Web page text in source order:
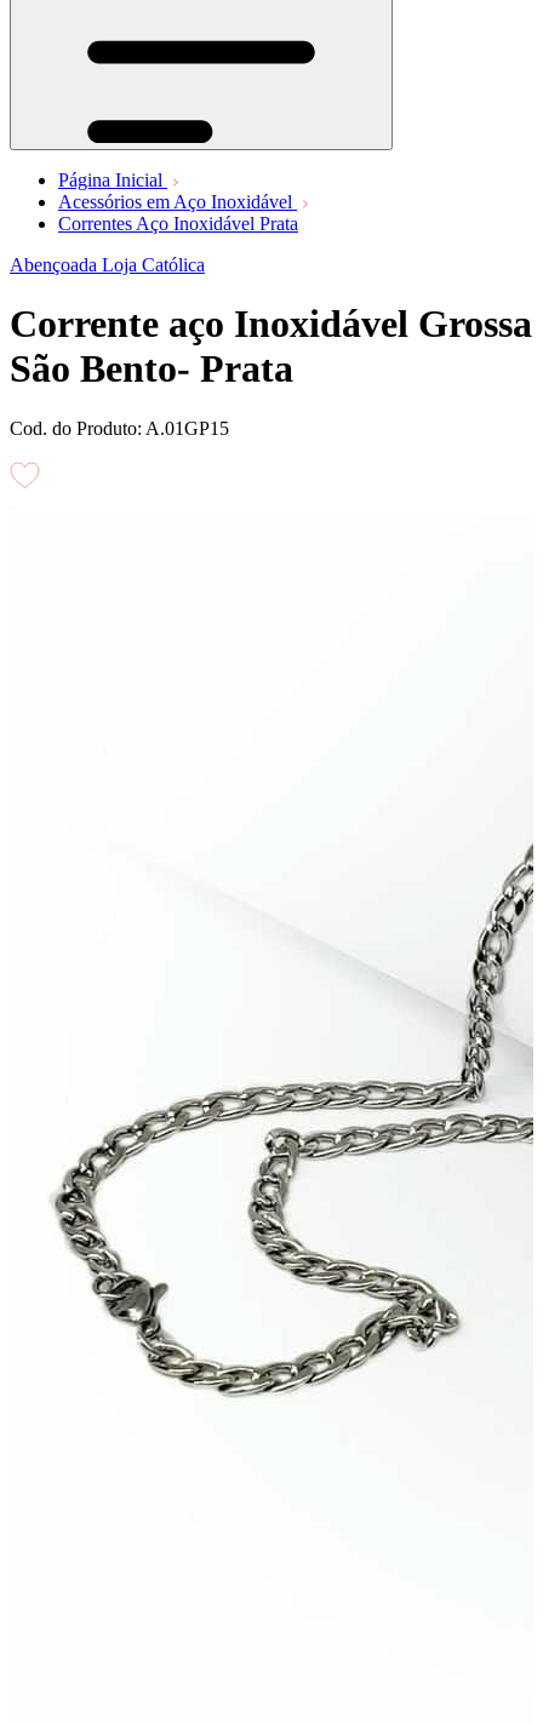
Página Inicial
Acessórios em Aço Inoxidável
Correntes Aço Inoxidável Prata
Abençoada Loja Católica
Corrente aço Inoxidável Grossa
São Bento- Prata
Cod. do Produto: A.01GP15